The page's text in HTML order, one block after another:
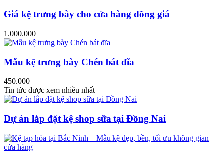
Giá kệ trưng bày cho cửa hàng đồng giá
1.000.000
Mẫu kệ trưng bày Chén bát đĩa
450.000
Tin tức được xem nhiều nhất
Dự án lắp đặt kệ shop sữa tại Đồng Nai